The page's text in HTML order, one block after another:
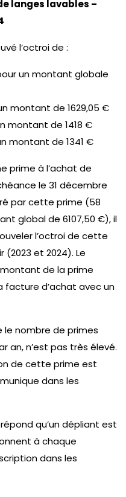
langes lavables –
l’octroi de :
un montant globale
montant de 1629,05 €
montant de 1418 €
montant de 1341 €
prime à l’achat de
le 31 décembre
par cette prime (58
global de 6107,50 €), il
l’octroi de cette
(2023 et 2024). Le
de la prime
facture d’achat avec un
le nombre de primes
an, n’est pas très élevé.
de cette prime est
dans les
qu’un dépliant est
à chaque
dans les